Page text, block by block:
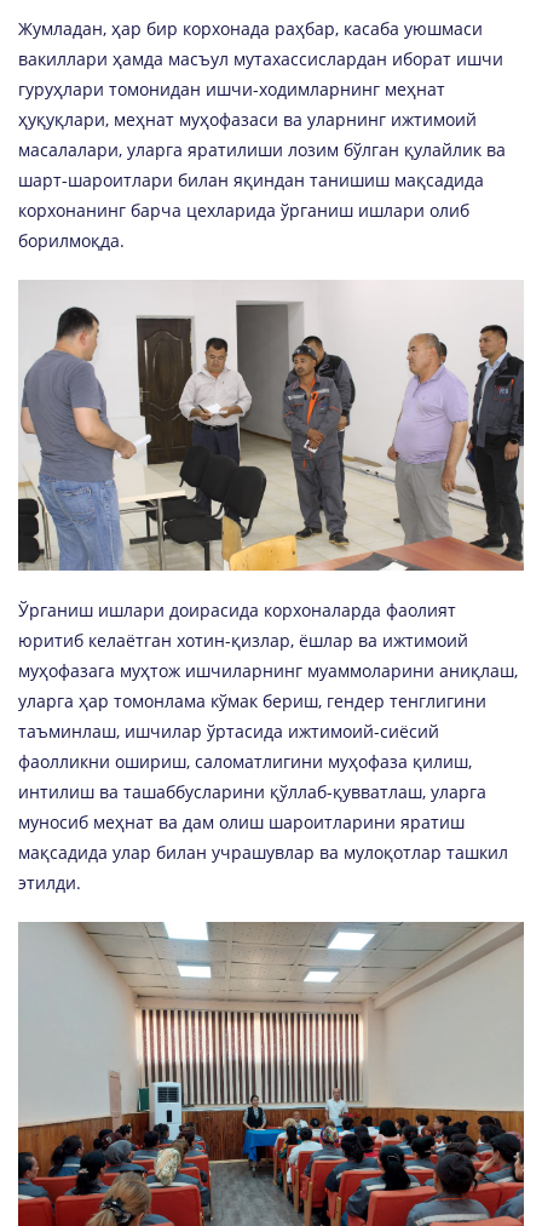
Жумладан, ҳар бир корхонада раҳбар, касаба уюшмаси
вакиллари ҳамда масъул мутахассислардан иборат ишчи
гуруҳлари томонидан ишчи-ходимларнинг меҳнат
ҳуқуқлари, меҳнат муҳофазаси ва уларнинг ижтимоий
масалалари, уларга яратилиши лозим бўлган қулайлик ва
шарт-шароитлари билан яқиндан танишиш мақсадида
корхонанинг барча цехларида ўрганиш ишлари олиб
борилмоқда.
Ўрганиш ишлари доирасида корхоналарда фаолият
юритиб келаётган хотин-қизлар, ёшлар ва ижтимоий
муҳофазага муҳтож ишчиларнинг муаммоларини аниқлаш,
уларга ҳар томонлама кўмак бериш, гендер тенглигини
таъминлаш, ишчилар ўртасида ижтимоий-сиёсий
фаолликни ошириш, саломатлигини муҳофаза қилиш,
интилиш ва ташаббусларини қўллаб-қувватлаш, уларга
муносиб меҳнат ва дам олиш шароитларини яратиш
мақсадида улар билан учрашувлар ва мулоқотлар ташкил
этилди.